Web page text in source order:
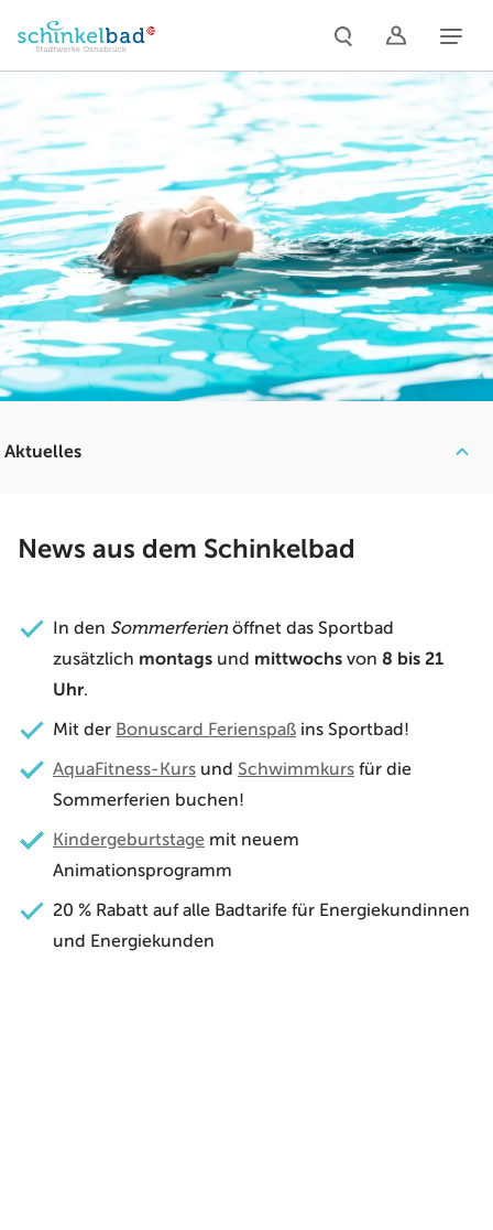
Aktuelles
News aus dem Schinkelbad
In den Sommerferien öffnet das Sportbad
zusätzlich montags und mittwochs von 8 bis 21
Uhr.
Mit der Bonuscard Ferienspaß ins Sportbad!
AquaFitness-Kurs und Schwimmkurs für die
Sommerferien buchen!
Kindergeburtstage mit neuem
Animationsprogramm
20 % Rabatt auf alle Badtarife für Energiekundinnen
und Energiekunden